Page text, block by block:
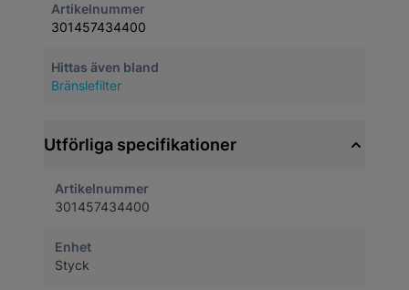
Artikelnummer
301457434400
Hittas även bland
Bränslefilter
Utförliga specifikationer
Artikelnummer
301457434400
Enhet
Styck